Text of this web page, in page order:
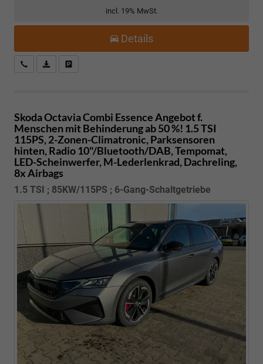
incl. 19% MwSt.
Details
Kostenloser Rückruf-Service
PDF-Datei, Fahrzeugexposé drucken
Skoda Octavia Combi Essence Angebot f.
Menschen mit Behinderung ab 50 %! 1.5 TSI
115PS, 2-Zonen-Climatronic, Parksensoren
hinten, Radio 10"/Bluetooth/DAB, Tempomat,
LED-Scheinwerfer, M-Lederlenkrad, Dachreling,
8x Airbags
1.5 TSI ; 85KW/115PS ; 6-Gang-Schaltgetriebe